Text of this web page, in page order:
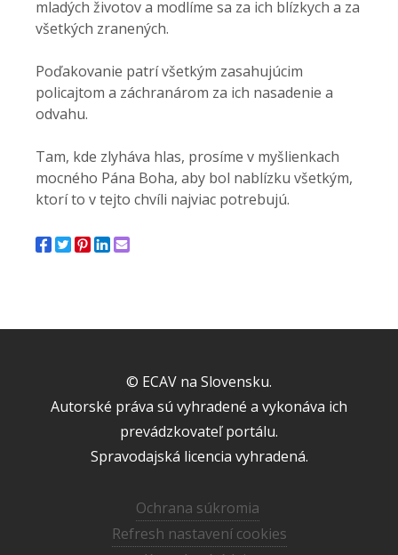
mladých životov a modlíme sa za ich blízkych a za
všetkých zranených.
Poďakovanie patrí všetkým zasahujúcim
policajtom a záchranárom za ich nasadenie a
odvahu.
Tam, kde zlyháva hlas, prosíme v myšlienkach
mocného Pána Boha, aby bol nablízku všetkým,
ktorí to v tejto chvíli najviac potrebujú.
© ECAV na Slovensku.
Autorské práva sú vyhradené a vykonáva ich
prevádzkovateľ portálu.
Spravodajská licencia vyhradená.
Ochrana súkromia
Refresh nastavení cookies